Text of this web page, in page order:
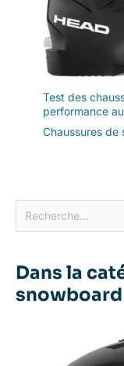
Test des
performance
Chaussures de
Dans la
snowboard